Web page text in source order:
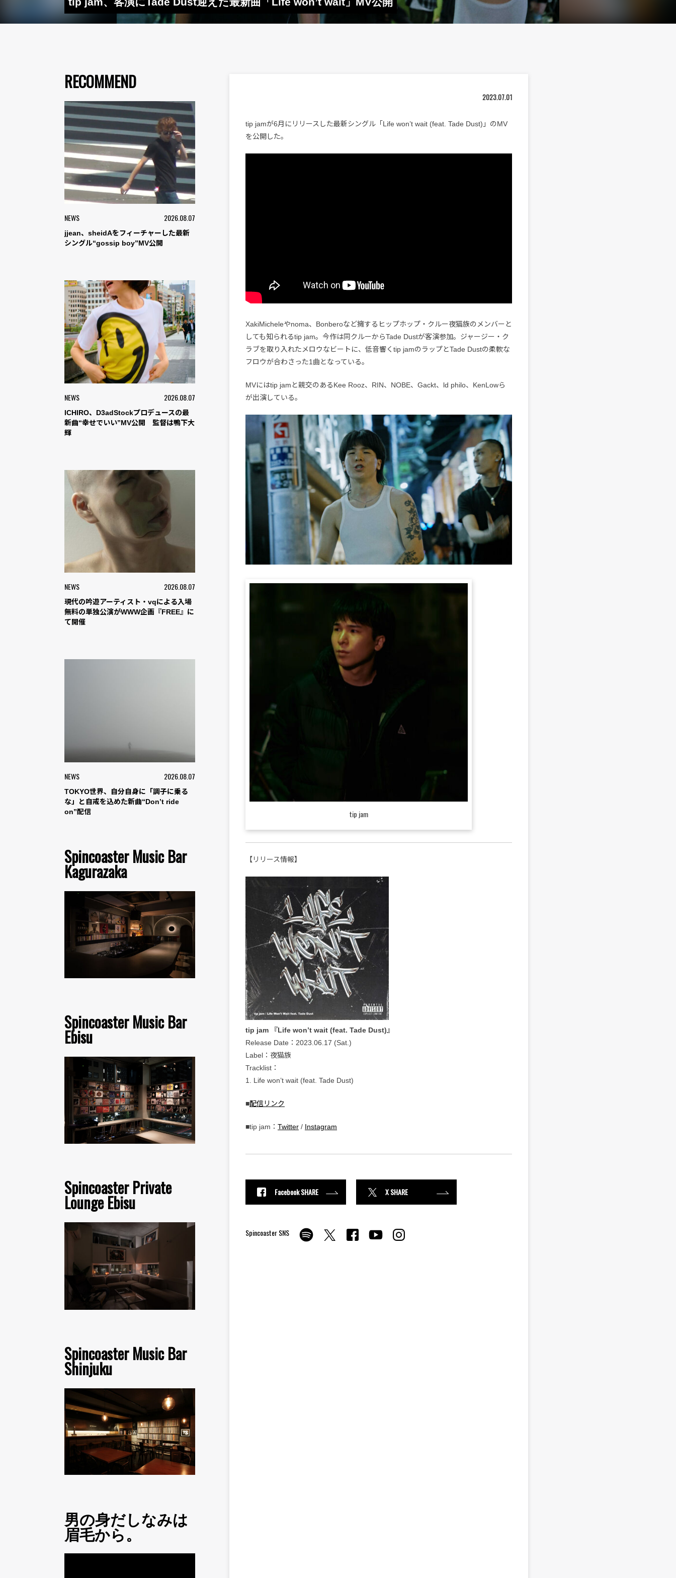
RECOMMEND
NEWS 2026.08.07
jjean、sheidAをフィーチャーした最新
シングル“gossip boy”MV公開
NEWS 2026.08.07
ICHIRO、D3adStockプロデュースの最
新曲“幸せでいい”MV公開 監督は鴨下大
輝
NEWS 2026.08.07
現代の吟遊アーティスト・vqによる入場
無料の単独公演がWWW企画『FREE』に
て開催
NEWS 2026.08.07
TOKYO世界、自分自身に「調子に乗る
な」と自戒を込めた新曲“Don’t ride
on”配信
Spincoaster Music Bar
Kagurazaka
Spincoaster Music Bar
Ebisu
Spincoaster Private
Lounge Ebisu
Spincoaster Music Bar
Shinjuku
男の身だしなみは
眉毛から。
2023.07.01
tip jamが6月にリリースした最新シングル「Life won’t wait (feat. Tade Dust)」のMV
を公開した。
XakiMicheleやnoma、Bonberoなど擁するヒップホップ・クルー夜猫族のメンバーと
しても知られるtip jam。今作は同クルーからTade Dustが客演参加。ジャージー・ク
ラブを取り入れたメロウなビートに、低音響くtip jamのラップとTade Dustの柔軟な
フロウが合わさった1曲となっている。
MVにはtip jamと親交のあるKee Rooz、RIN、NOBE、Gackt、ld philo、KenLowら
が出演している。
tip jam
【リリース情報】
tip jam 『Life won’t wait (feat. Tade Dust)』
Release Date：2023.06.17 (Sat.)
Label：夜猫族
Tracklist：
1. Life won’t wait (feat. Tade Dust)
■配信リンク
■tip jam： Twitter / Instagram
Facebook SHARE X SHARE
Spincoaster SNS